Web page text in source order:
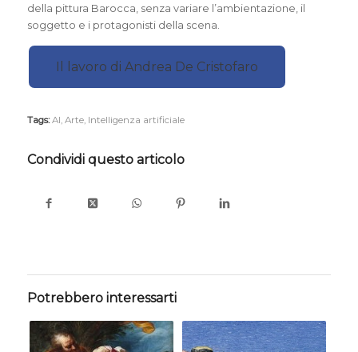
della pittura Barocca, senza variare l’ambientazione, il
soggetto e i protagonisti della scena.
Il lavoro di Andrea De Cristofaro
Tags: AI, Arte, Intelligenza artificiale
Condividi questo articolo
Potrebbero interessarti